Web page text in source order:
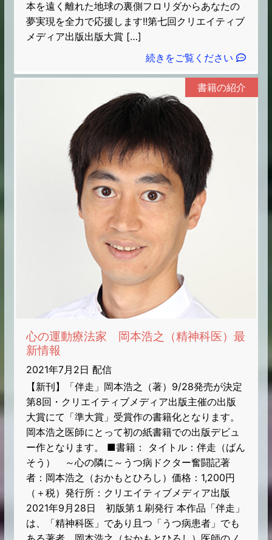
本を遠く離れた地球の裏側フロリダからあなたの
夢実現を全力で応援します!!第七回クリエイティブ
メディア出版出版大賞 […]
続きをご覧ください
書籍の紹介
心の運動療法家 岡本浩之（精神科医）最
新情報
2021年7月2日 配信
【新刊】「伴走」岡本浩之（著）9/28発売が決定
第8回・クリエイティブメディア出版主催の出版
大賞にて「準大賞」受賞作の書籍化となります。
岡本浩之医師にとって初の紙書籍での出版デビュ
ー作となります。 ■書籍： タイトル：伴走（ばん
そう） ～心の隣に～うつ病ドクター奮闘記著
者：岡本浩之（おかもとひろし）価格：1,200円
（＋税）発行所：クリエイティブメディア出版
2021年9月28日 初版第１刷発行 本作品「伴走」
は、「精神科医」であり且つ「うつ病患者」でも